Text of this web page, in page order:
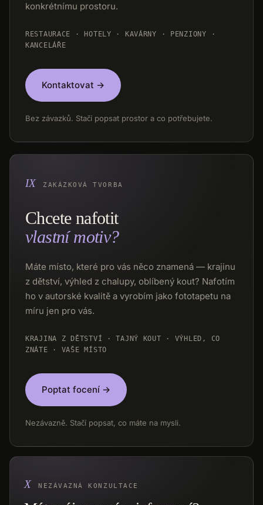
konkrétnímu prostoru.
RESTAURACE · HOTELY · KAVÁRNY · PENZIONY ·
KANCELÁŘE
Kontaktovat →
Bez závazků. Stačí popsat prostor a co potřebujete.
ZAKÁZKOVÁ TVORBA
Chcete nafotit
vlastní motiv?
Máte místo, které pro vás něco znamená — krajinu
z dětství, výhled z chalupy, oblíbený kout? Nafotím
ho v autorské kvalitě a vyrobím jako fototapetu na
míru jen pro vás.
KRAJINA Z DĚTSTVÍ · TAJNÝ KOUT · VÝHLED, CO
ZNÁTE · VAŠE MÍSTO
Poptat focení →
Nezávazně. Stačí popsat, co máte na mysli.
NEZÁVAZNÁ KONZULTACE